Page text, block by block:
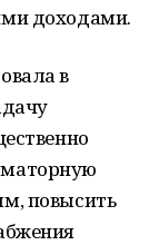
доходами.
в
повысить